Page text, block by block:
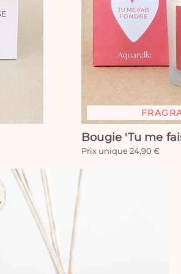
Bougie 'Tu me
Prix unique 24,90 €